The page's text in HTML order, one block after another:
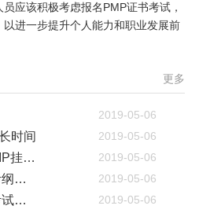
应该积极考虑报名PMP证书考试，
进一步提升个人能力和职业发展前
更多
2019-05-06
时间 2019-05-06
[围观]PMP能挂靠吗？PMP挂靠一年多少钱 2019-05-06
[围观] 2024年PMP新的考纲有哪些变化 2019-05-06
[围观] 2024年PMP认证考试什么时候开考 2019-05-06